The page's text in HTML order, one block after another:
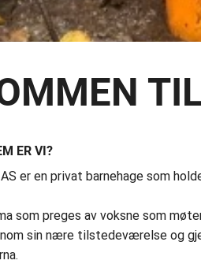
ER VI?
er en privat barnehage som
som preges av voksne som
sin nære tilstedeværelse og